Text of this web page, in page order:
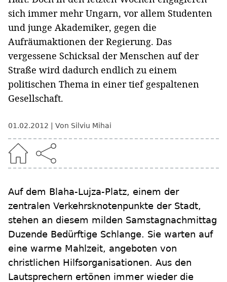
sich immer mehr Ungarn, vor allem Studenten
und junge Akademiker, gegen die
Aufräumaktionen der Regierung. Das
vergessene Schicksal der Menschen auf der
Straße wird dadurch endlich zu einem
politischen Thema in einer tief gespaltenen
Gesellschaft.
01.02.2012 Von Silviu Mihai
Auf dem Blaha-Lujza-Platz, einem der
zentralen Verkehrsknotenpunkte der Stadt,
stehen an diesem milden Samstagnachmittag
Duzende Bedürftige Schlange. Sie warten auf
eine warme Mahlzeit, angeboten von
christlichen Hilfsorganisationen. Aus den
Lautsprechern ertönen immer wieder die